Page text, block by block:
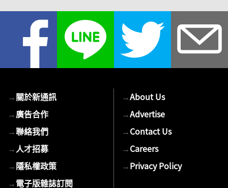
→關於新通訊
→廣告合作
→聯絡我們
→人才招募
→隱私權政策
→電子版雜誌訂閱
→About Us
→Advertise
→Contact Us
→Careers
→Privacy Policy